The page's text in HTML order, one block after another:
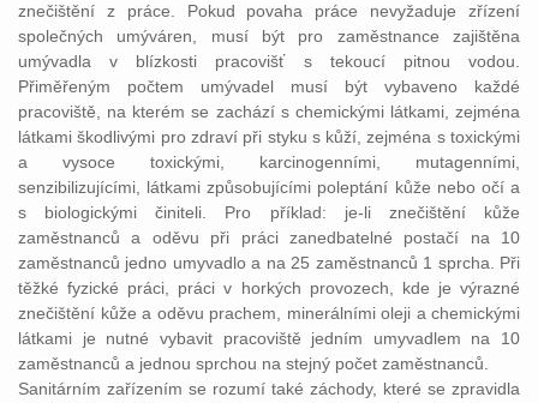
znečištění z práce. Pokud povaha práce nevyžaduje zřízení
společných umýváren, musí být pro zaměstnance zajištěna
umývadla v blízkosti pracovišť s tekoucí pitnou vodou.
Přiměřeným počtem umývadel musí být vybaveno každé
pracoviště, na kterém se zachází s chemickými látkami, zejména
látkami škodlivými pro zdraví při styku s kůží, zejména s toxickými
a vysoce toxickými, karcinogenními, mutagenními,
senzibilizujícími, látkami způsobujícími poleptání kůže nebo očí a
s biologickými činiteli. Pro příklad: je-li znečištění kůže
zaměstnanců a oděvu při práci zanedbatelné postačí na 10
zaměstnanců jedno umyvadlo a na 25 zaměstnanců 1 sprcha. Při
těžké fyzické práci, práci v horkých provozech, kde je výrazné
znečištění kůže a oděvu prachem, minerálními oleji a chemickými
látkami je nutné vybavit pracoviště jedním umyvadlem na 10
zaměstnanců a jednou sprchou na stejný počet zaměstnanců.
Sanitárním zařízením se rozumí také záchody, které se zpravidla